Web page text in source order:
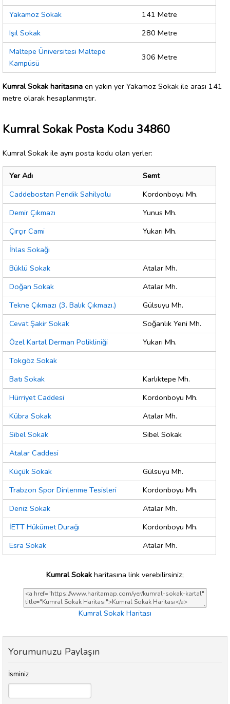
Yakamoz Sokak
141 Metre
Işıl Sokak
280 Metre
Maltepe Üniversitesi Maltepe
Kampüsü
306 Metre
Kumral Sokak haritasına en yakın yer Yakamoz Sokak ile arası 141
metre olarak hesaplanmıştır.
Kumral Sokak Posta Kodu 34860
Kumral Sokak ile aynı posta kodu olan yerler:
Yer Adı
Semt
Caddebostan Pendik Sahilyolu
Kordonboyu Mh.
Demir Çıkmazı
Yunus Mh.
Çırçır Cami
Yukarı Mh.
İhlas Sokağı
Büklü Sokak
Atalar Mh.
Doğan Sokak
Atalar Mh.
Tekne Çıkmazı (3. Balık Çıkmazı.)
Gülsuyu Mh.
Cevat Şakir Sokak
Soğanlık Yeni Mh.
Özel Kartal Derman Polikliniği
Yukarı Mh.
Tokgöz Sokak
Batı Sokak
Karlıktepe Mh.
Hürriyet Caddesi
Kordonboyu Mh.
Kübra Sokak
Atalar Mh.
Sibel Sokak
Sibel Sokak
Atalar Caddesi
Küçük Sokak
Gülsuyu Mh.
Trabzon Spor Dinlenme Tesisleri
Kordonboyu Mh.
Deniz Sokak
Atalar Mh.
İETT Hükümet Durağı
Kordonboyu Mh.
Esra Sokak
Atalar Mh.
Kumral Sokak haritasına link verebilirsiniz;
Kumral Sokak Haritası
Yorumunuzu Paylaşın
İsminiz